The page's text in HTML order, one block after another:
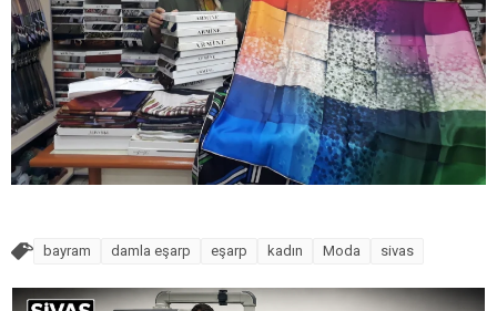
bayram damla eşarp eşarp kadın Moda sivas